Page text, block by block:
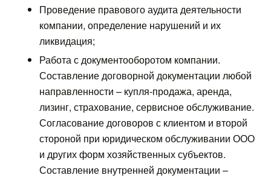
Проведение правового аудита деятельности
компании, определение нарушений и их
ликвидация;
Работа с документооборотом компании.
Составление договорной документации любой
направленности – купля-продажа, аренда,
лизинг, страхование, сервисное обслуживание.
Согласование договоров с клиентом и второй
стороной при юридическом обслуживании ООО
и других форм хозяйственных субъектов.
Составление внутренней документации –